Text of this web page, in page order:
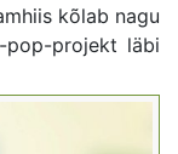
kõlab nagu
pop-projekt läbi